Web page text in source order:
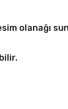
olanağı